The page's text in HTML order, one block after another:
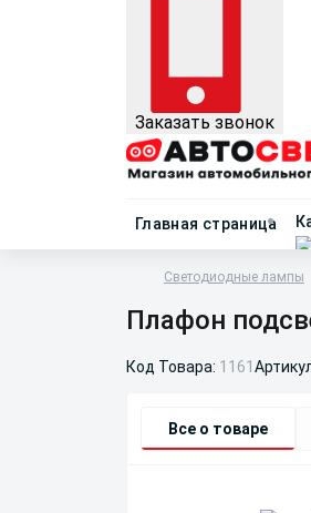
Заказать звонок
Главная страница
Светодиодные лампы
Плафон
Код Товара: 1161
Все о товаре